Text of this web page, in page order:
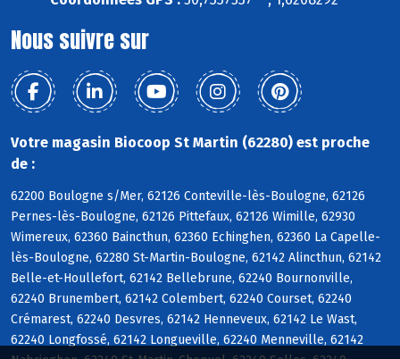
Nous suivre sur
Votre magasin Biocoop St Martin (62280) est proche
de :
62200 Boulogne s/Mer, 62126 Conteville-lès-Boulogne, 62126
Pernes-lès-Boulogne, 62126 Pittefaux, 62126 Wimille, 62930
Wimereux, 62360 Baincthun, 62360 Echinghen, 62360 La Capelle-
lès-Boulogne, 62280 St-Martin-Boulogne, 62142 Alincthun, 62142
Belle-et-Houllefort, 62142 Bellebrune, 62240 Bournonville,
62240 Brunembert, 62142 Colembert, 62240 Courset, 62240
Crémarest, 62240 Desvres, 62142 Henneveux, 62142 Le Wast,
62240 Longfossé, 62142 Longueville, 62240 Menneville, 62142